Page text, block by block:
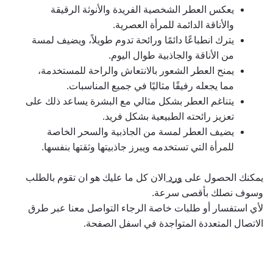
والأناقة الدائمة للمرأة العصرية.
من الأناقة والجاذبية طوال اليوم.
مما يجعله رفيقًا مثاليًا في جميع المناسبات.
تعزيز رائحته الطبيعية بشكل فريد.
للمرأة التي تستخدمه ويبرز جاذبيتها وثقتها بنفسها.
يمكنك الحصول على ورد
وسوف نصلك بأقصى سرعة.
الاتصال المتعددة المتواجدة في اسفل الصفحة.